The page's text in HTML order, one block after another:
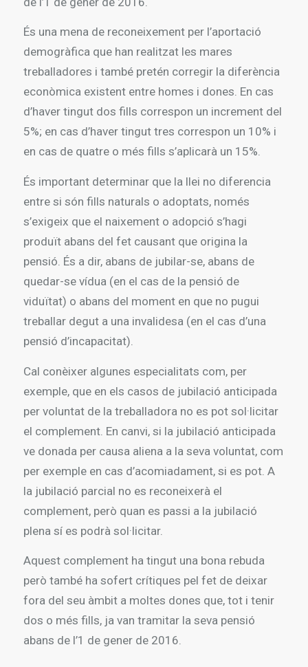
És una mena de reconeixement per l’aportació
demogràfica que han realitzat les mares
treballadores i també pretén corregir la diferència
econòmica existent entre homes i dones. En cas
d’haver tingut dos fills correspon un increment del
5%; en cas d’haver tingut tres correspon un 10% i
en cas de quatre o més fills s’aplicarà un 15%.
És important determinar que la llei no diferencia
entre si són fills naturals o adoptats, només
s’exigeix que el naixement o adopció s’hagi
produït abans del fet causant que origina la
pensió. És a dir, abans de jubilar-se, abans de
quedar-se vídua (en el cas de la pensió de
viduïtat) o abans del moment en que no pugui
treballar degut a una invalidesa (en el cas d’una
pensió d’incapacitat).
Cal conèixer algunes especialitats com, per
exemple, que en els casos de jubilació anticipada
per voluntat de la treballadora no es pot sol·licitar
el complement. En canvi, si la jubilació anticipada
ve donada per causa aliena a la seva voluntat, com
per exemple en cas d’acomiadament, si es pot. A
la jubilació parcial no es reconeixerà el
complement, però quan es passi a la jubilació
plena sí es podrà sol·licitar.
Aquest complement ha tingut una bona rebuda
però també ha sofert crítiques pel fet de deixar
fora del seu àmbit a moltes dones que, tot i tenir
dos o més fills, ja van tramitar la seva pensió
abans de l’1 de gener de 2016.